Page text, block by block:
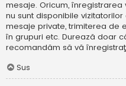
mesaje. Oricum,
nu sunt disponibile
mesaje private, trimiterea de
în grupuri etc. Durează doar
recomandăm să vă
Sus